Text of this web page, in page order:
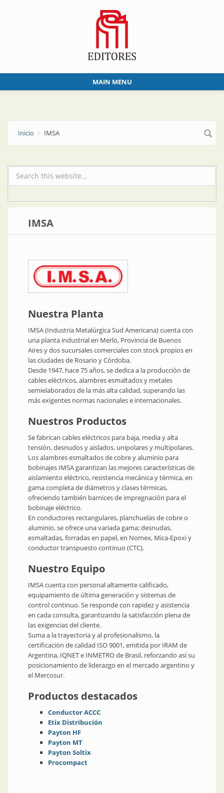
MAIN MENU
Inicio IMSA
Formulario de búsqueda
IMSA
Nuestra Planta
IMSA (Industria Metalúrgica Sud Americana) cuenta con
una planta industrial en Merlo, Provincia de Buenos
Aires y dos sucursales comerciales con stock propios en
las ciudades de Rosario y Córdoba.
Desde 1947, hace 75 años, se dedica a la producción de
cables eléctricos, alambres esmaltados y metales
semielaborados de la más alta calidad, superando las
más exigentes normas nacionales e internacionales.
Nuestros Productos
Se fabrican cables eléctricos para baja, media y alta
tensión, desnudos y aislados, unipolares y multipolares.
Los alambres esmaltados de cobre y aluminio para
bobinajes IMSA garantizan las mejores características de
aislamiento eléctrico, resistencia mecánica y térmica, en
gama completa de diámetros y clases térmicas,
ofreciendo también barnices de impregnación para el
bobinaje eléctrico.
En conductores rectangulares, planchuelas de cobre o
aluminio, se ofrece una variada gama; desnudas,
esmaltadas, forradas en papel, en Nomex, Mica-Epoxi y
conductor transpuesto continuo (CTC).
Nuestro Equipo
IMSA cuenta con personal altamente calificado,
equipamiento de última generación y sistemas de
control continuo. Se responde con rapidez y asistencia
en cada consulta, garantizando la satisfacción plena de
las exigencias del cliente.
Suma a la trayectoria y al profesionalismo, la
certificación de calidad ISO 9001, emitida por IRAM de
Argentina, IQNET e INMETRO de Brasil, reforzando así su
posicionamiento de liderazgo en el mercado argentino y
el Mercosur.
Productos destacados
Conductor ACCC
Etix Distribución
Payton HF
Payton MT
Payton Soltix
Procompact